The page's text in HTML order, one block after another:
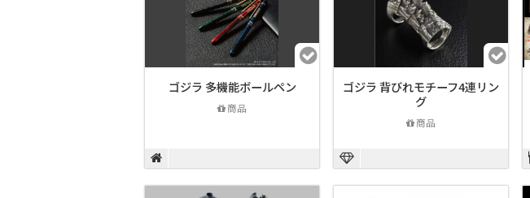
ゴジラ 多機能ボールペン
商品
ゴジラ 背びれモチーフ4連リン
グ
商品